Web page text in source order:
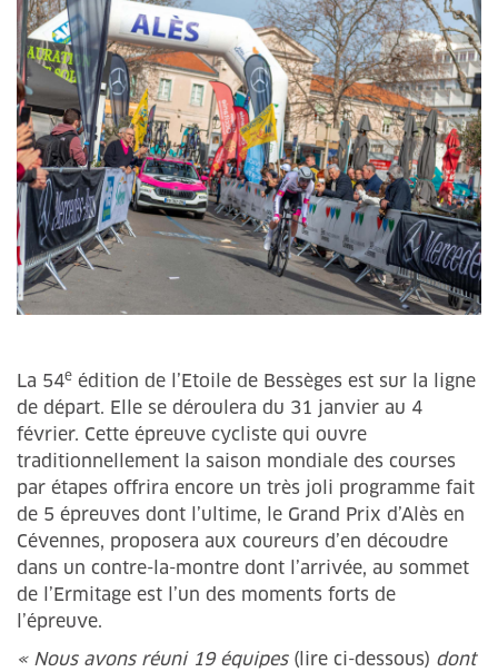
La 54e édition de l’Etoile de Bessèges est sur la ligne
de départ. Elle se déroulera du 31 janvier au 4
février. Cette épreuve cycliste qui ouvre
traditionnellement la saison mondiale des courses
par étapes offrira encore un très joli programme fait
de 5 épreuves dont l’ultime, le Grand Prix d’Alès en
Cévennes, proposera aux coureurs d’en découdre
dans un contre-la-montre dont l’arrivée, au sommet
de l’Ermitage est l’un des moments forts de
l’épreuve.
« Nous avons réuni 19 équipes (lire ci-dessous) dont